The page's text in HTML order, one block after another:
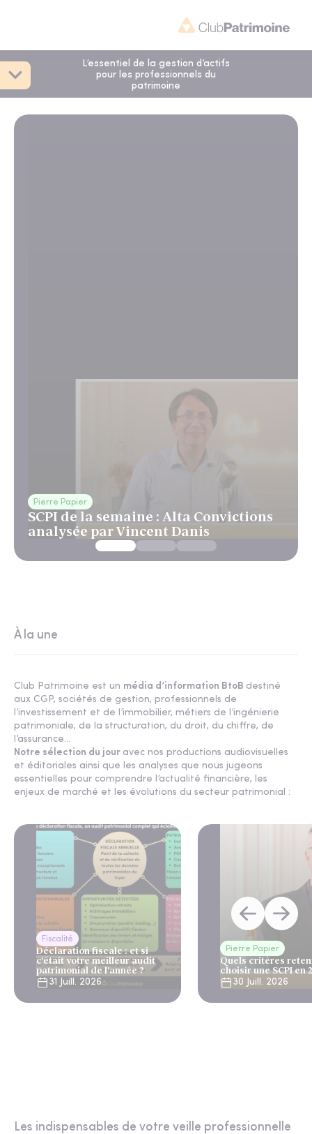
L’essentiel de la gestion d’actifs
pour les professionnels du
patrimoine
Pierre Papier
SCPI de la semaine : Alta Convictions
analysée par Vincent Danis
À la une
Club Patrimoine est un média d’information BtoB destiné
aux CGP, sociétés de gestion, professionnels de
l’investissement et de l’immobilier, métiers de l’ingénierie
patrimoniale, de la structuration, du droit, du chiffre, de
l’assurance...
Notre sélection du jour avec nos productions audiovisuelles
et éditoriales ainsi que les analyses que nous jugeons
essentielles pour comprendre l’actualité financière, les
enjeux de marché et les évolutions du secteur patrimonial :
Fiscalité
Déclaration fiscale : et si
c'était votre meilleur audit
patrimonial de l'année ?
31 Juill. 2026
Pierre Papier
Quels critères
choisir une SCPI en
30 Juill. 2026
Les indispensables de votre veille professionnelle